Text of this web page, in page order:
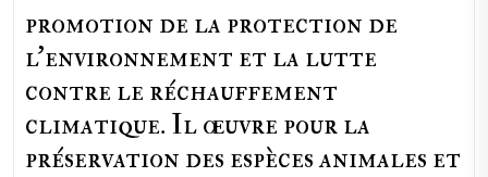
promotion de la protection de
l’environnement et la lutte
contre le réchauffement
climatique. Il œuvre pour la
préservation des espèces animales et